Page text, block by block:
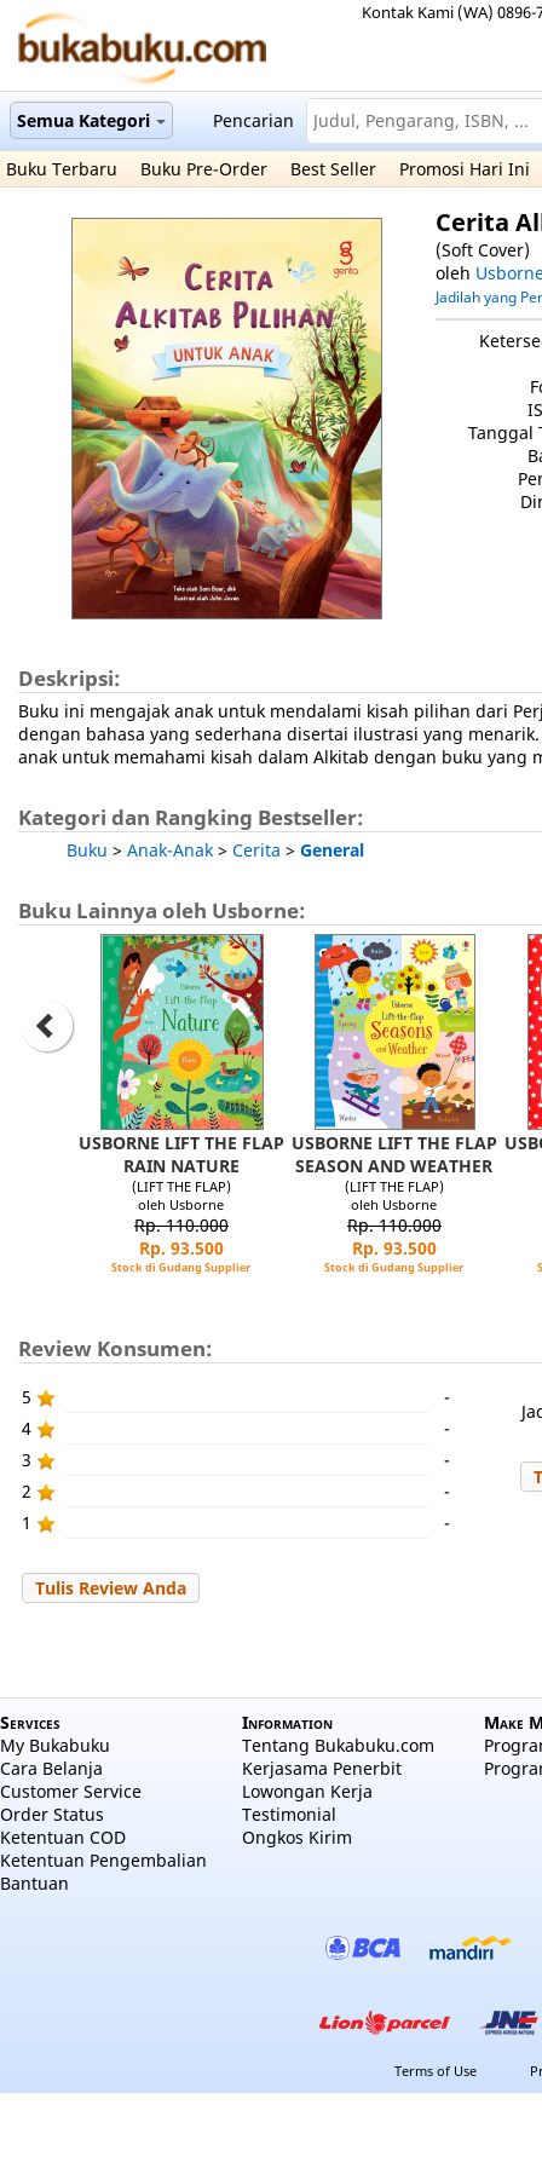
Kontak Kami (WA) 0896-
Semua Kategori Pencarian
Buku Terbaru Buku Pre-Order Best Seller Promosi Hari Ini
Cerita
(Soft Cover)
oleh
Jadilah yang
Tanggal
Deskripsi:
Buku ini mengajak anak untuk mendalami kisah pilihan dari
dengan bahasa yang sederhana disertai ilustrasi yang
anak untuk memahami kisah dalam Alkitab dengan buku yang
Kategori dan Rangking Bestseller:
Buku > Anak-Anak > Cerita > General
Buku Lainnya oleh Usborne:
USBORNE LIFT THE FLAP
RAIN NATURE
(LIFT THE FLAP)
oleh Usborne
Rp. 110.000
Rp. 93.500
Stock di Gudang Supplier
USBORNE LIFT THE FLAP
SEASON AND WEATHER
(LIFT THE FLAP)
oleh Usborne
Rp. 110.000
Rp. 93.500
Stock di Gudang Supplier
Review Konsumen:
5
-
4
-
3
-
2
-
1
-
Tulis Review Anda
Services
My Bukabuku
Cara Belanja
Customer Service
Order Status
Ketentuan COD
Ketentuan Pengembalian
Bantuan
Information
Tentang Bukabuku.com
Kerjasama Penerbit
Lowongan Kerja
Testimonial
Ongkos Kirim
Make
Terms of Use